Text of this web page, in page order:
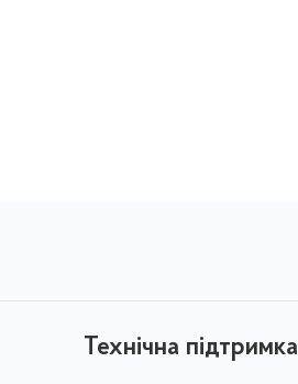
Технічна підтримка